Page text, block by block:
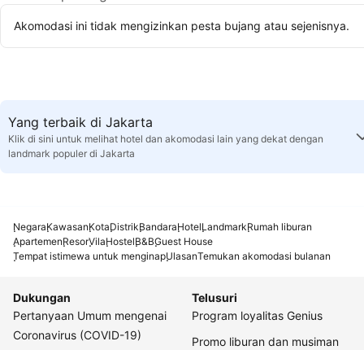
Akomodasi ini tidak mengizinkan pesta bujang atau sejenisnya.
Yang terbaik di Jakarta
Klik di sini untuk melihat hotel dan akomodasi lain yang dekat dengan
landmark populer di Jakarta
NegaraKawasanKotaDistrikBandaraHotelLandmarkRumah liburan
ApartemenResorVilaHostelB&BGuest House
Tempat istimewa untuk menginapUlasanTemukan akomodasi bulanan
Dukungan
Pertanyaan Umum mengenai
Coronavirus (COVID-19)
Telusuri
Program loyalitas Genius
Promo liburan dan musiman